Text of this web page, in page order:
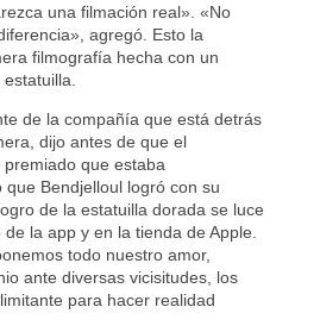
una filmación real». «No
agregó. Esto la
filmografía hecha con un
de la compañía que está detrás
dijo antes de que el
que estaba
Bendjelloul logró con su
de la estatuilla dorada se luce
la app y en la tienda de Apple.
todo nuestro amor,
ante diversas vicisitudes, los
para hacer realidad